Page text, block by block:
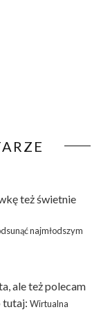
też świetnie
najmłodszym
ale też polecam
tutaj: Wirtualna